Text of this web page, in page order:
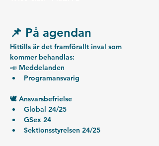
📌 På agendan
Hittills är det framförallt inval som
kommer behandlas:
📣 Meddelanden
Programansvarig
🕊 Ansvarsbefrielse
Global 24/25
GSex 24
Sektionsstyrelsen 24/25